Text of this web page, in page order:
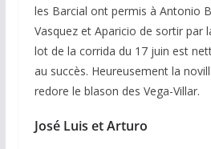
les Barcial ont permis à Antonio
Vasquez et Aparicio de sortir par
lot de la corrida du 17 juin est
au succès. Heureusement la
redore le blason des Vega-Villar.
José Luis et Arturo